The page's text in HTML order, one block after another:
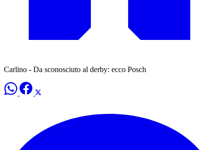
Carlino - Da sconosciuto al derby: ecco Posch